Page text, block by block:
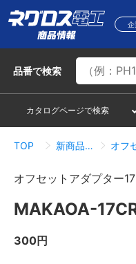
企
品番で検索
カタログページで検索
TOP 新商品情報一覧
オフセットアダプター
MAKAOA-
300円